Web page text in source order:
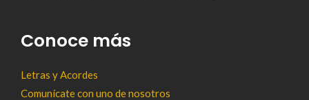
Conoce más
Letras y Acordes
Comunícate con uno de nosotros